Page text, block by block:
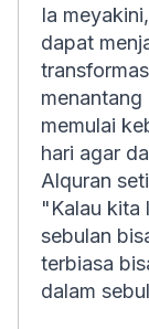
Ia
dapat
memulai
hari agar
Alquran
"Kalau kita
sebulan
terbiasa
dalam